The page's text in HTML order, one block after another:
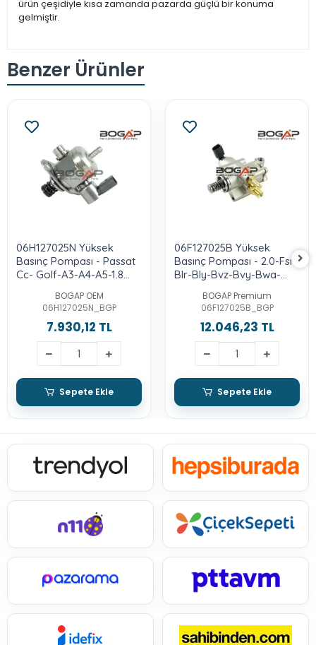
ürün çeşidiyle kısa zamanda pazarda güçlü bir konuma
gelmiştir.
Benzer Ürünler
06H127025N Yüksek
Basınç Pompası - Passat
Cc- Golf-A3-A4-A5-1.8
BOGAP OEM
06H127025N_BGP
7.930,12 TL
Sepete Ekle
06F127025B Yüksek
Basınç Pompası - 2.0-Fsı-
Blr-Bly-Bvz-Bvy-Bwa-
BOGAP Premium
06F127025B_BGP
12.046,23 TL
Sepete Ekle